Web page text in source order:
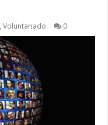
,Voluntariado 0